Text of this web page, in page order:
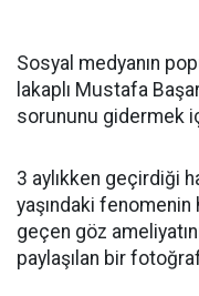
Sosyal medyanın
lakaplı Mustafa
sorununu gidermek
3 aylıkken geçirdiği
yaşındaki fenomenin
geçen göz
paylaşılan bir